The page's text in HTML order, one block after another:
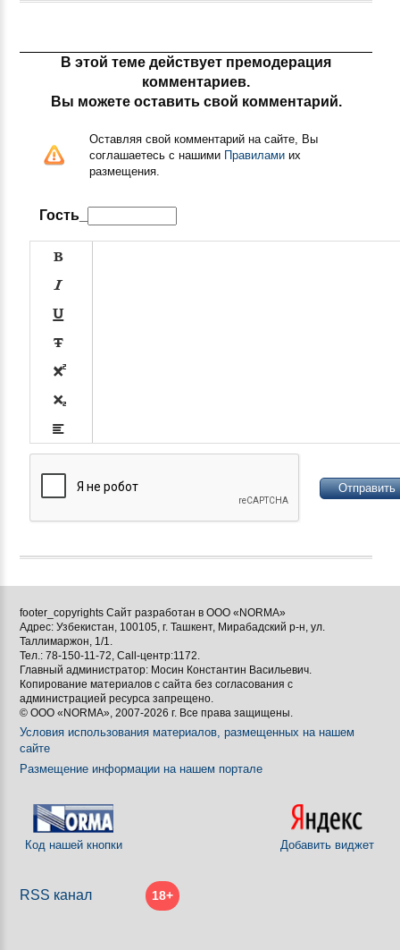
В этой теме действует премодерация
комментариев.
Вы можете оставить свой комментарий.
Оставляя свой комментарий на сайте, Вы
соглашаетесь с нашими Правилами их
размещения.
Гость_










[BBCODE]
footer_copyrights Сайт разработан в ООО «NORMA»
Адрес: Узбекистан, 100105, г. Ташкент, Мирабадский р-н, ул.
Таллимаржон, 1/1.
Тел.: 78-150-11-72, Call-центр:1172.
Главный администратор: Мосин Константин Васильевич.
Копирование материалов с сайта без согласования с
администрацией ресурса запрещено.
© ООО «NORMA», 2007-2026 г. Все права защищены.
Условия использования материалов, размещенных на нашем
сайте
Размещение информации на нашем портале
Код нашей кнопки Добавить виджет
RSS канал 18+